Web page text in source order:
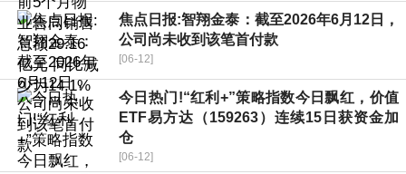
焦点日报:智翔金泰：截至2026年6月12日，
公司尚未收到该笔首付款
[06-12]
今日热门!“红利+”策略指数今日飘红，价值
ETF易方达（159263）连续15日获资金加
仓
[06-12]